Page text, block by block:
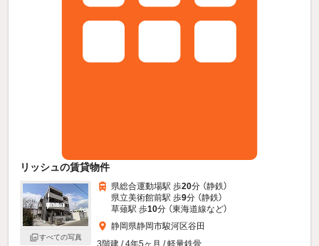
リッシュの賃貸物件
すべての写真
県総合運動場駅 歩20分 （静鉄）
県立美術館前駅 歩9分 （静鉄）
草薙駅 歩10分 （東海道線など）
静岡県静岡市駿河区谷田
3階建 / 4年5ヶ月 / 軽量鉄骨